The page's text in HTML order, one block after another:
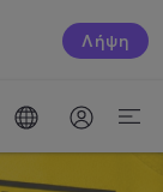
Λήψη